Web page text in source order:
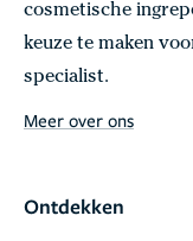
cosmetische
keuze te maken
specialist.
Meer over ons
Ontdekken